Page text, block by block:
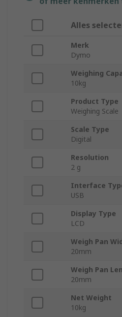
Alles
Merk
Dymo
Weighing
10kg
Product Type
Weighing Scale
Scale Type
Digital
Resolution
2 g
Interface
USB
Display Type
LCD
Weigh Pan
20mm
Weigh Pan
20mm
Net Weight
10kg